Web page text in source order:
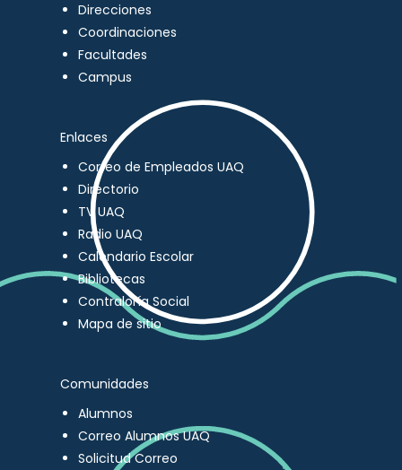
Direcciones
Coordinaciones
Facultades
Campus
Enlaces
Correo de Empleados UAQ
Directorio
TV UAQ
Radio UAQ
Calendario Escolar
Bibliotecas
Contraloría Social
Mapa de sitio
Comunidades
Alumnos
Correo Alumnos UAQ
Solicitud Correo